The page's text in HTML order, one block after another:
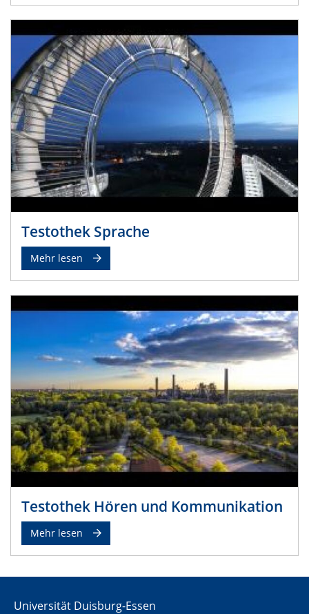
Testothek Sprache
Mehr lesen
Testothek Hören und Kommunikation
Mehr lesen
Universität Duisburg-Essen